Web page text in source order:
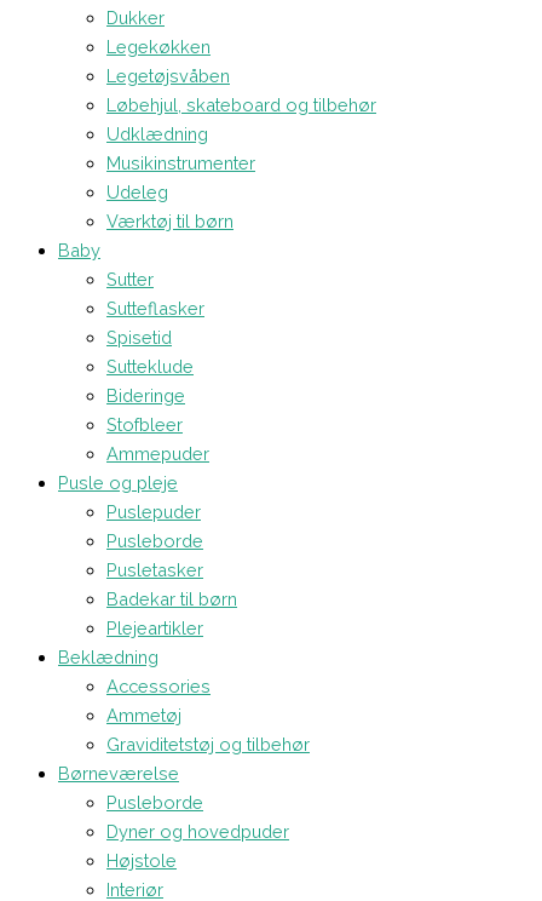
Dukker
Legekøkken
Legetøjsvåben
Løbehjul, skateboard og tilbehør
Udklædning
Musikinstrumenter
Udeleg
Værktøj til børn
Baby
Sutter
Sutteflasker
Spisetid
Sutteklude
Bideringe
Stofbleer
Ammepuder
Pusle og pleje
Puslepuder
Pusleborde
Pusletasker
Badekar til børn
Plejeartikler
Beklædning
Accessories
Ammetøj
Graviditetstøj og tilbehør
Børneværelse
Pusleborde
Dyner og hovedpuder
Højstole
Interiør